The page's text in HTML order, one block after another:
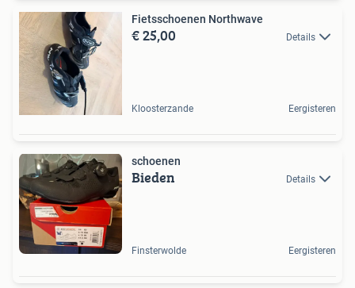
Fietsschoenen Northwave
€ 25,00 Details
Kloosterzande Eergisteren
schoenen
Bieden Details
Finsterwolde Eergisteren